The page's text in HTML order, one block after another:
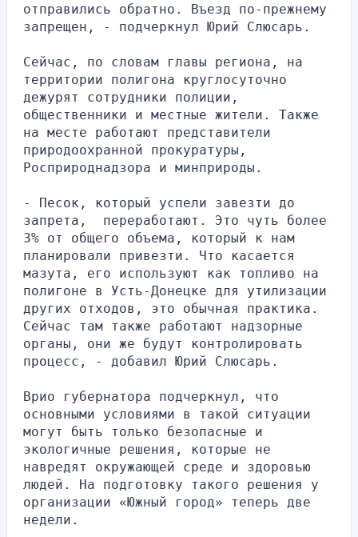
отправились обратно. Въезд по-прежнему
запрещен, - подчеркнул Юрий Слюсарь.
Сейчас, по словам главы региона, на
территории полигона круглосуточно
дежурят сотрудники полиции,
общественники и местные жители. Также
на месте работают представители
природоохранной прокуратуры,
Росприроднадзора и минприроды.
- Песок, который успели завезти до
запрета,  переработают. Это чуть более
3% от общего объема, который к нам
планировали привезти. Что касается
мазута, его используют как топливо на
полигоне в Усть-Донецке для утилизации
других отходов, это обычная практика.
Сейчас там также работают надзорные
органы, они же будут контролировать
процесс, - добавил Юрий Слюсарь.
Врио губернатора подчеркнул, что
основными условиями в такой ситуации
могут быть только безопасные и
экологичные решения, которые не
навредят окружающей среде и здоровью
людей. На подготовку такого решения у
организации «Южный город» теперь две
недели.